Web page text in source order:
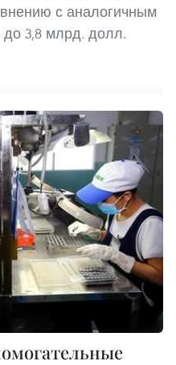
с аналогичным
3,8 млрд. долл.